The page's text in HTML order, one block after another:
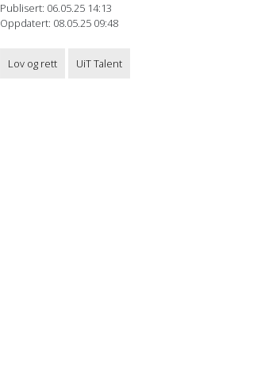
Publisert: 06.05.25 14:13
Oppdatert: 08.05.25 09:48
Lov og rett UiT Talent